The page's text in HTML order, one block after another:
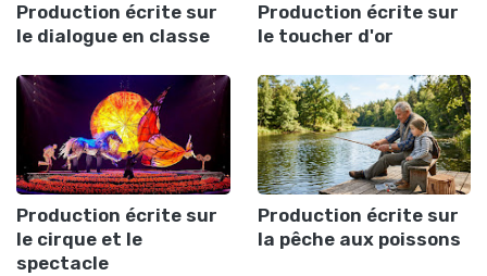
Production écrite sur
le dialogue en classe
Production écrite sur
le toucher d'or
Production écrite sur
le cirque et le
spectacle
Production écrite sur
la pêche aux poissons